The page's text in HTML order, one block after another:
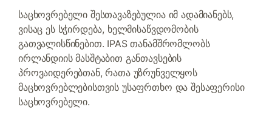
საცხოვრებელი შესთავაზებულია იმ ადამიანებს,
ვისაც ეს სჭირდება, ხელმისაწვდომობის
გათვალისწინებით. IPAS თანამშრომლობს
ირლანდიის მასშტაბით განთავსების
პროვაიდერებთან, რათა უზრუნველყოს
მაცხოვრებლებისთვის უსაფრთხო და შესაფერისი
საცხოვრებელი.